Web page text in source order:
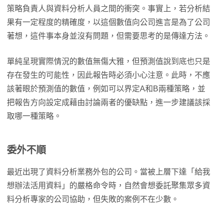
策略負責人與資料分析人員之間的衝突。事實上，若分析結
果有一定程度的精確度，以這個數值向公司進言是為了公司
著想，這件事本身並沒有問題，但需要思考的是傳達方法。
單純呈現實際情況的數值無傷大雅，但預測值說到底也只是
存在發生的可能性，因此報告時必須小心注意。此時，不應
該著眼於預測值的數值，例如可以界定A和B兩種策略，並
把報告方向設定成藉由討論兩者的優缺點，進一步建議該採
取哪一種策略。
委外不順
最近出現了資料分析業務外包的公司。當被上層下達「給我
想辦法活用資料」的嚴格命令時，自然會想委託聚集眾多資
料分析專家的公司協助，但失敗的案例不在少數。